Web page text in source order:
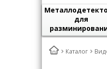
для
Каталог